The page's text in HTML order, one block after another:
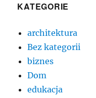
KATEGORIE
architektura
Bez kategorii
biznes
Dom
edukacja